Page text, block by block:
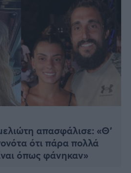
απασφάλισε: «Θ’
ότι πάρα πολλά
όπως φάνηκαν»